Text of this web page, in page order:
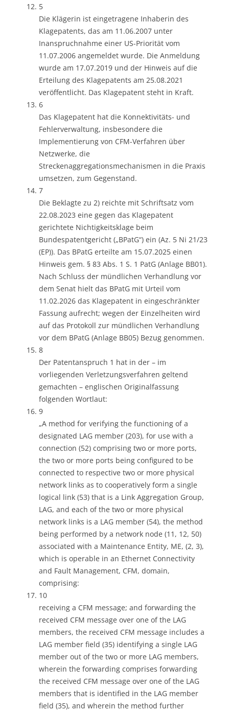
5
Die Klägerin ist eingetragene Inhaberin des
Klagepatents, das am 11.06.2007 unter
Inanspruchnahme einer US-Priorität vom
11.07.2006 angemeldet wurde. Die Anmeldung
wurde am 17.07.2019 und der Hinweis auf die
Erteilung des Klagepatents am 25.08.2021
veröffentlicht. Das Klagepatent steht in Kraft.
6
Das Klagepatent hat die Konnektivitäts- und
Fehlerverwaltung, insbesondere die
Implementierung von CFM-Verfahren über
Netzwerke, die
Streckenaggregationsmechanismen in die Praxis
umsetzen, zum Gegenstand.
7
Die Beklagte zu 2) reichte mit Schriftsatz vom
22.08.2023 eine gegen das Klagepatent
gerichtete Nichtigkeitsklage beim
Bundespatentgericht („BPatG“) ein (Az. 5 Ni 21/23
(EP)). Das BPatG erteilte am 15.07.2025 einen
Hinweis gem. § 83 Abs. 1 S. 1 PatG (Anlage BB01).
Nach Schluss der mündlichen Verhandlung vor
dem Senat hielt das BPatG mit Urteil vom
11.02.2026 das Klagepatent in eingeschränkter
Fassung aufrecht; wegen der Einzelheiten wird
auf das Protokoll zur mündlichen Verhandlung
vor dem BPatG (Anlage BB05) Bezug genommen.
8
Der Patentanspruch 1 hat in der – im
vorliegenden Verletzungsverfahren geltend
gemachten – englischen Originalfassung
folgenden Wortlaut:
9
„A method for verifying the functioning of a
designated LAG member (203), for use with a
connection (52) comprising two or more ports,
the two or more ports being configured to be
connected to respective two or more physical
network links as to cooperatively form a single
logical link (53) that is a Link Aggregation Group,
LAG, and each of the two or more physical
network links is a LAG member (54), the method
being performed by a network node (11, 12, 50)
associated with a Maintenance Entity, ME, (2, 3),
which is operable in an Ethernet Connectivity
and Fault Management, CFM, domain,
comprising:
10
receiving a CFM message; and forwarding the
received CFM message over one of the LAG
members, the received CFM message includes a
LAG member field (35) identifying a single LAG
member out of the two or more LAG members,
wherein the forwarding comprises forwarding
the received CFM message over one of the LAG
members that is identified in the LAG member
field (35), and wherein the method further